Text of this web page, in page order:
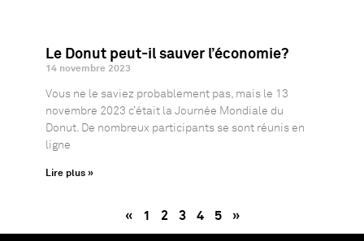
Le Donut peut-il sauver l’économie?
14 novembre 2023
Vous ne le saviez probablement pas, mais le 13
novembre 2023 c’était la Journée Mondiale du
Donut. De nombreux participants se sont réunis en
ligne
Lire plus »
« 1 2 3 4 5 »